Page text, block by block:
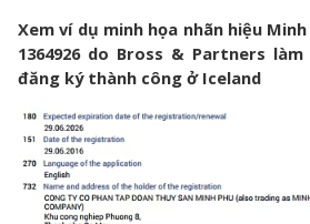
Xem ví dụ minh họa nhãn hiệu
1364926 do Bross & Partners
đăng ký thành công ở Iceland